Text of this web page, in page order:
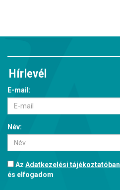
Hírlevél
E-mail:
Név:
Az Adatkezelési tájékoztatóban
és elfogadom